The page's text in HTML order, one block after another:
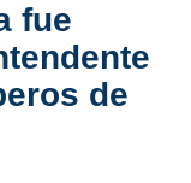
fue
de